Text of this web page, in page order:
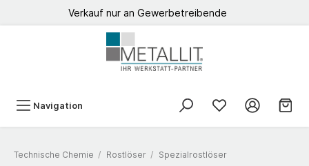
Verkauf nur an Gewerbetreibende
Navigation
Technische Chemie / Rostlöser / Spezialrostlöser